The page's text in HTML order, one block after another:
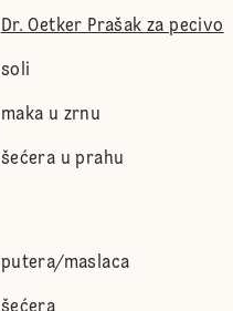
Dr. Oetker Prašak za pecivo
soli
maka u zrnu
šećera u prahu
putera/maslaca